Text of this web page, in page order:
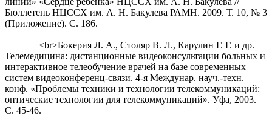
Бюллетень НЦССХ им. А. Н. Бакулева РАМН. 2009. Т. 10, № 3
(Приложение). С. 186.
<br>Бокерия Л. А., Столяр В. Л., Карулин Г. Г. и др.
Телемедицина: дистанционные видеоконсультации больных и
интерактивное телеобучение врачей на базе современных
систем видеоконференц-связи. 4-я Междунар. науч.-техн.
конф. «Проблемы техники и технологии телекоммуникаций:
оптические технологии для телекоммуникаций». Уфа, 2003.
С. 45-46.